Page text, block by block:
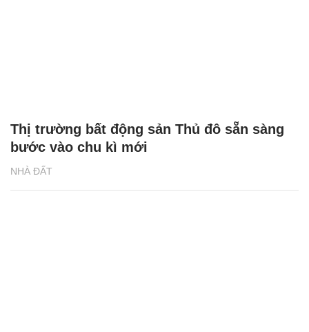
NHÀ ĐẤT
Thị trường bất động sản Thủ đô sẵn sàng
bước vào chu kì mới